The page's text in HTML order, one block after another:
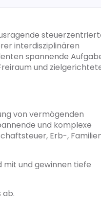
interdisziplinären
spannende
und
von vermögenden
und komplexe
Erb-,
und gewinnen tiefe
ab.